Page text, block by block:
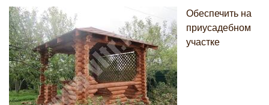
Обеспечить на
приусадебном
участке